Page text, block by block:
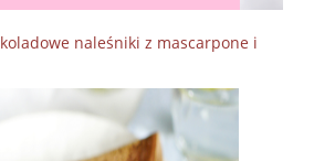
naleśniki z mascarpone i